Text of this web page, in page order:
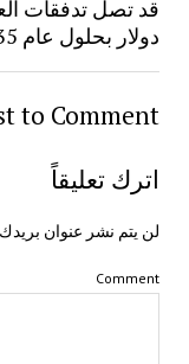
دولار بحلول عام 2035 وفقًا لشركة Chainalysis
to Comment
اترك تعليقاً
لن يتم نشر عنوان بريدك
Comment